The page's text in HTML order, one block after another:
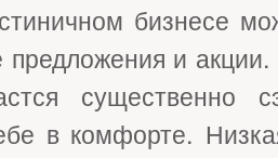
бизнесе
предложения и
существенно
в комфорте.